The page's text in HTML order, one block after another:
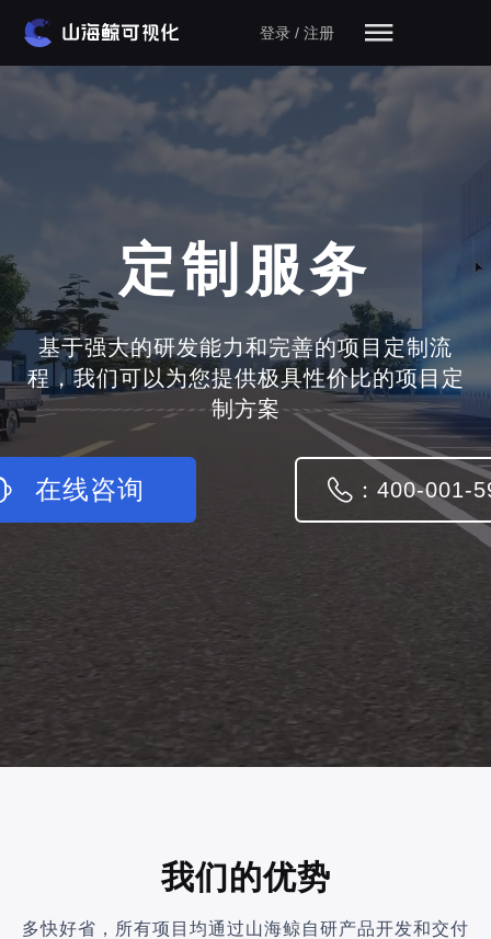
登录 / 注册
定制服务
基于强大的研发能力和完善的项目定制流
程，我们可以为您提供极具性价比的项目定
制方案
在线咨询 ：400-001-
我们的优势
多快好省，所有项目均通过山海鲸自研产品开发和交付